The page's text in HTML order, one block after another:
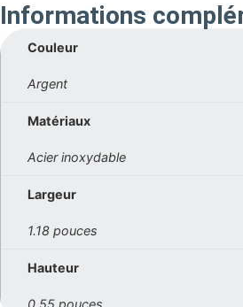
Informations
Couleur
Argent
Matériaux
Acier inoxydable
Largeur
1.18 pouces
Hauteur